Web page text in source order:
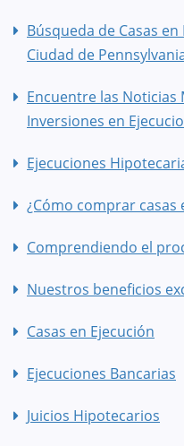
Búsqueda de Casas
Ciudad de
Encuentre las Noticias
Inversiones en
Ejecuciones
¿Cómo comprar casas
Comprendiendo el
Nuestros beneficios
Casas en Ejecución
Ejecuciones Bancarias
Juicios Hipotecarios